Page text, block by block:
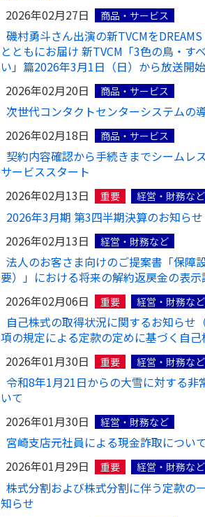
かんぽジャンクション
2026年02月27日
商品・サービス
磯村勇斗さん出演の新TVCMを
とともにお届け 新TVCM「3色の鳥・す
い」篇2026年3月1日（日）から放送開始
2026年02月20日
商品・サービス
次世代コンタクトセンターシステムの
2026年02月18日
商品・サービス
契約内容確認から手続きまでシーム
サービススタート
2026年02月13日
重要 経営・財務など
2026年3月期 第3四半期決算のお知らせ
2026年02月13日
経営・財務など
法人のお客さま向けのご提案書「保障
要）」における将来の解約返戻金の表示
2026年02月06日
重要 経営・財務など
自己株式の取得状況に関するお知らせ
項の規定による定款の定めに基づく自己
2026年01月30日
重要 経営・財務など
令和8年1月21日からの大雪に対する非
いて
2026年01月30日
経営・財務など
宮崎支店元社員による現金詐取について
2026年01月29日
重要 経営・財務など
株式分割および株式分割に伴う定款の
知らせ